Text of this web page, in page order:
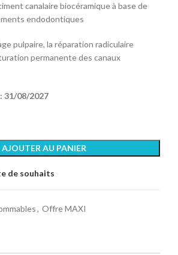
canalaire biocéramique à base de
endodontiques
pulpaire, la réparation radiculaire
permanente des canaux
31/08/2027
AJOUTER AU PANIER
de souhaits
, Offre MAXI